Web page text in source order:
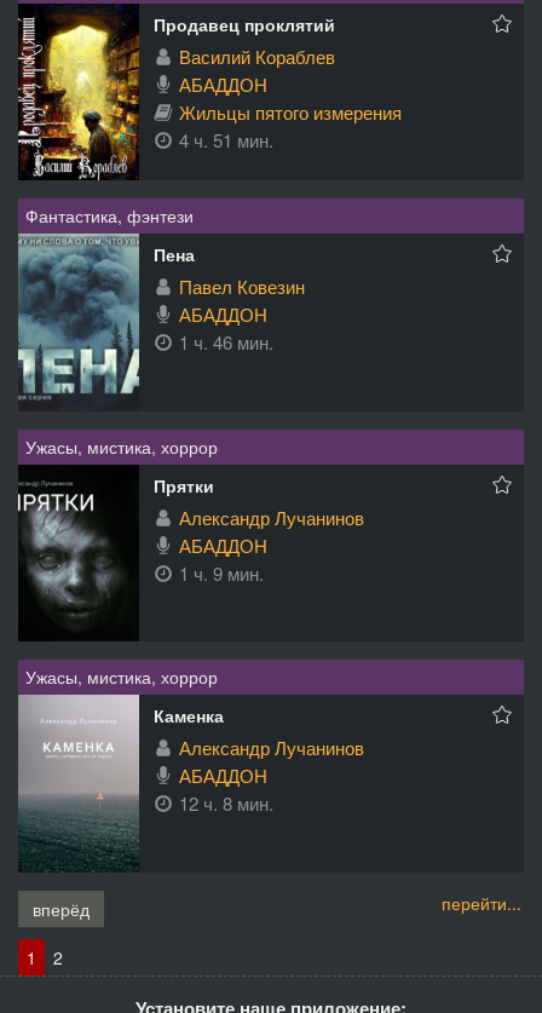
Продавец проклятий
Василий Кораблев
АБАДДОН
Жильцы пятого измерения
4 ч. 51 мин.
Фантастика, фэнтези
Пена
Павел Ковезин
АБАДДОН
1 ч. 46 мин.
Ужасы, мистика, хоррор
Прятки
Александр Лучанинов
АБАДДОН
1 ч. 9 мин.
Ужасы, мистика, хоррор
Каменка
Александр Лучанинов
АБАДДОН
12 ч. 8 мин.
перейти...
вперёд
1
2